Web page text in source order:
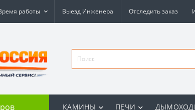
работы Выезд Инженера Отследить заказ
КАМИНЫ ПЕЧИ